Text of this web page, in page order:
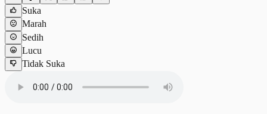
Suka
Marah
Sedih
Lucu
Tidak Suka